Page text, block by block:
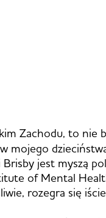
Zachodu, to
jest myszą
of Mental
rozegra się